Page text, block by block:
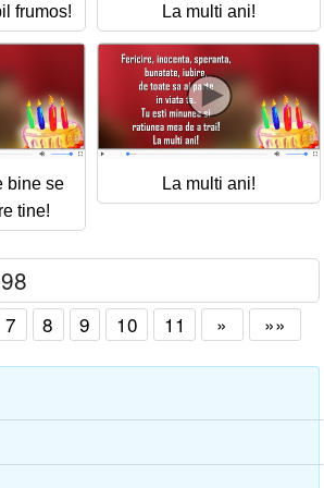
frumos! La multi ani!
bine se
tine!
La multi ani!
7 8 9 10 11 » »»